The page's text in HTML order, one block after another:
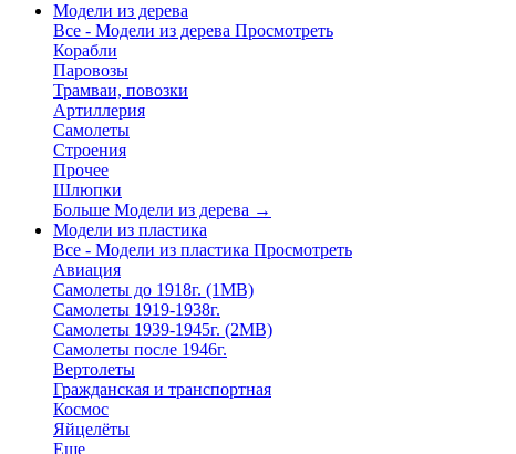
Модели из дерева
Все - Модели из дерева Просмотреть
Корабли
Паровозы
Трамваи, повозки
Артиллерия
Самолеты
Строения
Прочее
Шлюпки
Больше Модели из дерева →
Модели из пластика
Все - Модели из пластика Просмотреть
Авиация
Самолеты до 1918г. (1МВ)
Самолеты 1919-1938г.
Самолеты 1939-1945г. (2МВ)
Самолеты после 1946г.
Вертолеты
Гражданская и транспортная
Космос
Яйцелёты
Еще